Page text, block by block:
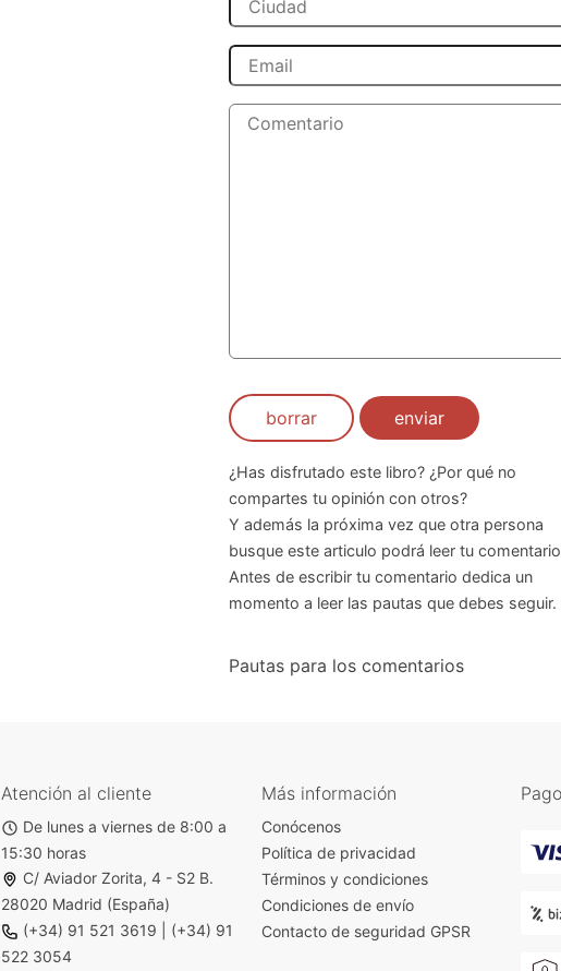
borrar enviar
¿Has disfrutado este libro? ¿Por qué no
compartes tu opinión con otros?
Y además la próxima vez que otra persona
busque este articulo podrá leer tu
Antes de escribir tu comentario dedica un
momento a leer las pautas que debes seguir.
Pautas para los comentarios
Atención al cliente
De lunes a viernes de 8:00 a
15:30 horas
C/ Aviador Zorita, 4 - S2 B.
28020 Madrid (España)
(+34) 91 521 3619
(+34) 91
522 3054
Más información
Conócenos
Política de privacidad
Términos y condiciones
Condiciones de envío
Contacto de seguridad GPSR